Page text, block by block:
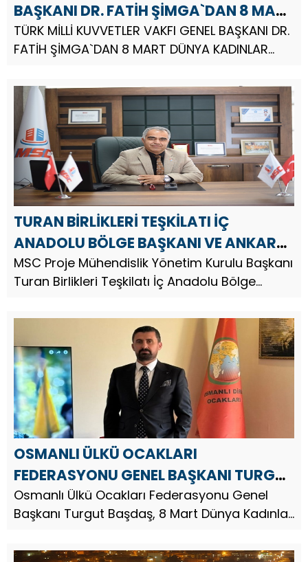
BAŞKANI DR. FATİH ŞİMGA`DAN 8 MART
DÜNYA KADINLAR GÜNÜ MESAJI
TÜRK MİLLİ KUVVETLER VAKFI GENEL BAŞKANI DR.
FATİH ŞİMGA`DAN 8 MART DÜNYA KADINLAR
TURAN BİRLİKLERİ TEŞKİLATI İÇ
ANADOLU BÖLGE BAŞKANI VE ANKARA
İL BAŞKANI MEHMET SALİH CAN`DAN 8
MART DÜNYA KADINLAR GÜNÜ MESAJI
MSC Proje Mühendislik Yönetim Kurulu Başkanı
Turan Birlikleri Teşkilatı İç Anadolu Bölge
Adamı Mehmet Salih Can, 8 Mart Dünya
Kadınlar Günü münasebetiyle bir ...
OSMANLI ÜLKÜ OCAKLARI
FEDERASYONU GENEL BAŞKANI TURGUT
BAŞDAŞ `TAN 8 MART DÜNYA
KADINLAR GÜNÜ MESAJI
Osmanlı Ülkü Ocakları Federasyonu Genel
Başkanı Turgut Başdaş, 8 Mart Dünya Kadınlar
Osmanlı Ülkü Ocakları Federasyonu Genel